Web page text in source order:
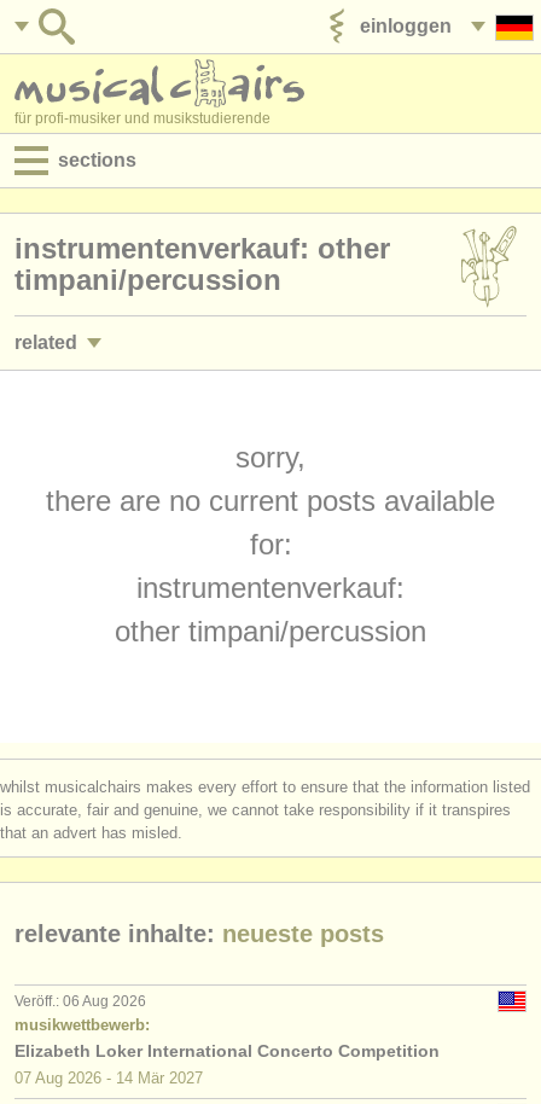
einloggen
für profi-musiker und musikstudierende
sections
jobs - aufführung
jobs - unterrichten
jobs - verwaltung
musikwettbewerbe
gestohlene instrumente
musikhochschulen
jugendorchester
kontakt
rss feeds
nachrichten in der klassischen musik
verlage:
instrumentenverkauf: other
timpani/percussion
related
jobs - unterrichten: pauke/schlagzeug
kurse/masterclass pauke/schlagzeug (8)
schlagzeug
pauke/schlagzeug verloren
sorry,
there are no current posts available
for:
instrumentenverkauf:
other timpani/percussion
whilst musicalchairs makes every effort to ensure that the information listed
is accurate, fair and genuine, we cannot take responsibility if it transpires
that an advert has misled.
relevante inhalte: neueste posts
Veröff.: 06 Aug 2026
musikwettbewerb:
Elizabeth Loker International Concerto Competition
07 Aug 2026 - 14 Mär 2027